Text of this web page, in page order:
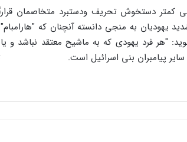
کمتر دستخوش تحریف ودستبرد متخاصمان قرار
یهودیان به منجی دانسته آنچنان که "هارامبام"
"هر فرد یهودی که به ماشیح معتقد نباشد و یا
پیامبران بنی اسرائیل است.